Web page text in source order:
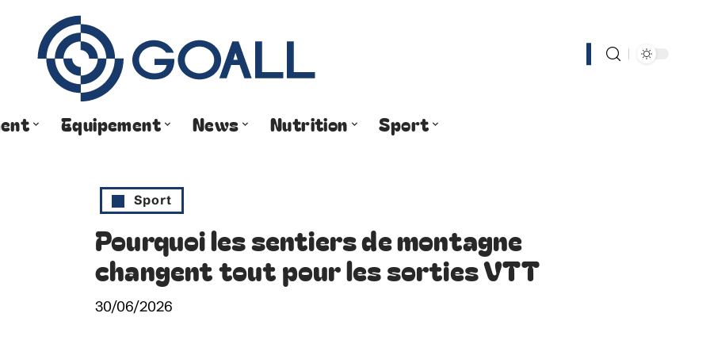
Equipement News Nutrition Sport
Sport
Pourquoi les sentiers de montagne
changent tout pour les sorties VTT
30/06/2026